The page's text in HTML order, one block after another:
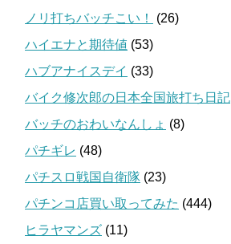
ノリ打ちバッチこい！
(26)
ハイエナと期待値 (53)
ハブアナイスデイ (33)
バイク修次郎の日本全国旅打ち日記
バッチのおわいなんしょ (8)
パチギレ (48)
パチスロ戦国自衛隊 (23)
パチンコ店買い取ってみた (444)
ヒラヤマンズ (11)